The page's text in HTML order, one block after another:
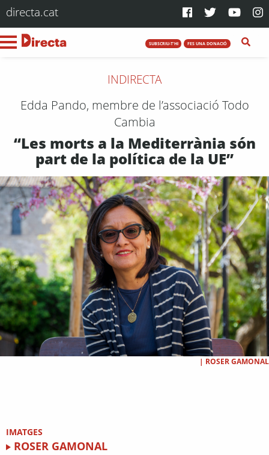
directa.cat
SUBSCRIU-T'HI FES UNA DONACIÓ
INDIRECTA
Edda Pando, membre de l’associació Todo
Cambia
“Les morts a la Mediterrània són
part de la política de la UE”
| ROSER GAMONAL
IMATGES
ROSER GAMONAL